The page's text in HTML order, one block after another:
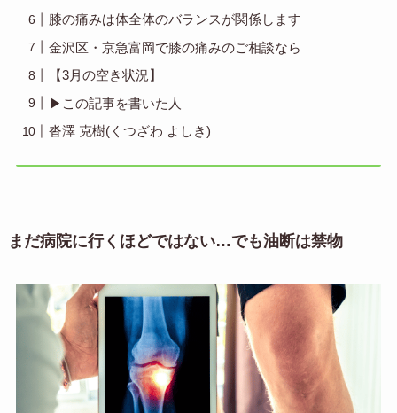
膝の痛みは体全体のバランスが関係します
金沢区・京急富岡で膝の痛みのご相談なら
【3月の空き状況】
▶︎この記事を書いた人
沓澤 克樹(くつざわ よしき)
まだ病院に行くほどではない…でも油断は禁物